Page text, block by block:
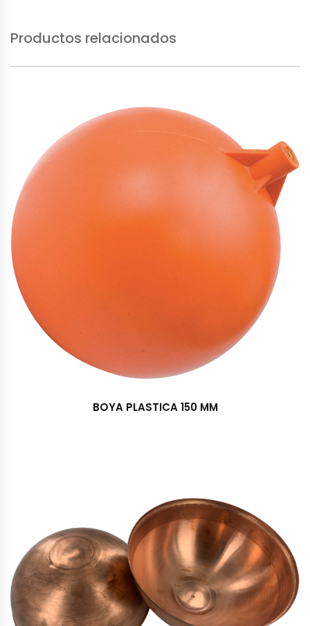
Productos relacionados
BOYA PLASTICA 150 MM